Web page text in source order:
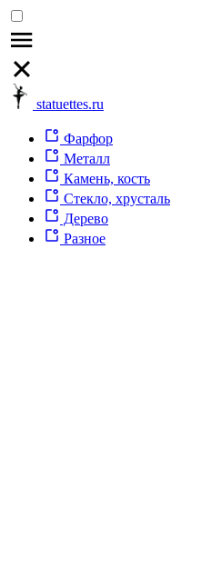
statuettes.ru
Фарфор
Металл
Камень, кость
Стекло, хрусталь
Дерево
Разное